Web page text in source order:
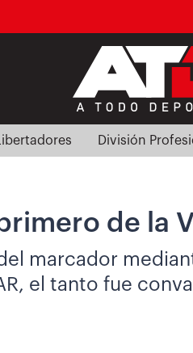
División
de la
marcador
el tanto fue